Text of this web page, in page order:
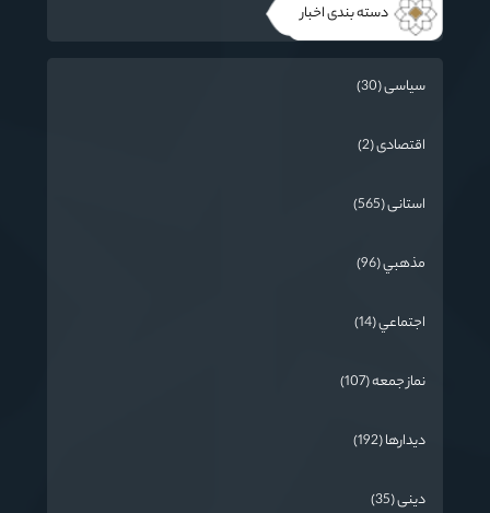
دسته بندی اخبار
سیاسی (30)
اقتصادی (2)
استانی (565)
مذهبي (96)
اجتماعي (14)
نماز جمعه (107)
دیدارها (192)
دینی (35)